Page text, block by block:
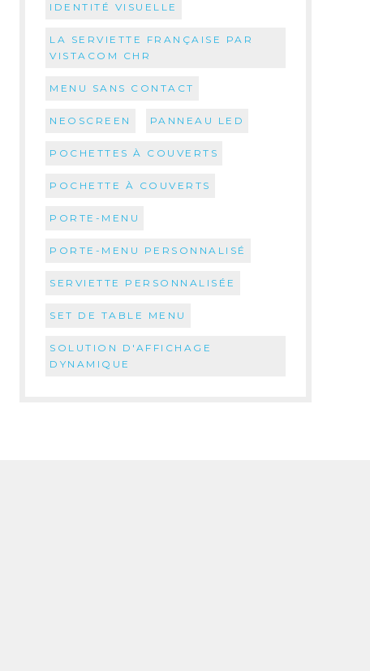
IDENTITÉ VISUELLE
LA SERVIETTE FRANÇAISE PAR
VISTACOM CHR
MENU SANS CONTACT
NEOSCREEN PANNEAU LED
POCHETTES À COUVERTS
POCHETTE À COUVERTS
PORTE-MENU
PORTE-MENU PERSONNALISÉ
SERVIETTE PERSONNALISÉE
SET DE TABLE MENU
SOLUTION D'AFFICHAGE
DYNAMIQUE